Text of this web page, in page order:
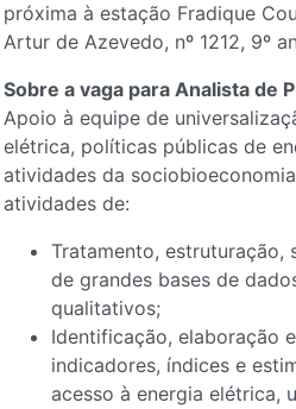
próxima à estação Fradique
Artur de Azevedo, nº 1212, 9º
Sobre a vaga para Analista de
Apoio à equipe de
elétrica, políticas públicas de
atividades da
atividades de:
Tratamento, estruturação,
de grandes bases de
qualitativos;
Identificação, elaboração
indicadores, índices e
acesso à energia elétrica,